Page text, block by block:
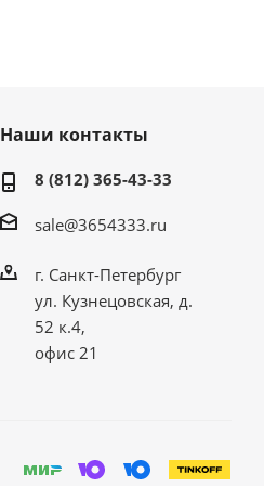
Наши контакты
8 (812) 365-43-33
sale@3654333.ru
г. Санкт-Петербург
ул. Кузнецовская, д.
52 к.4,
офис 21